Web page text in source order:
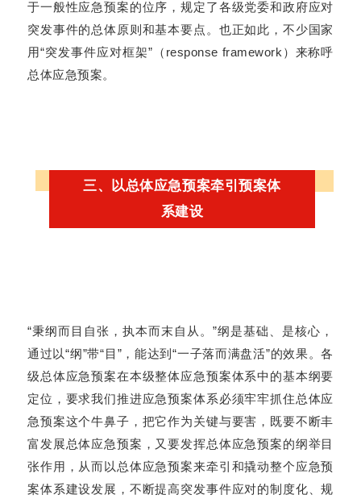
于一般性应急预案的位序，规定了各级党委和政府应对
突发事件的总体原则和基本要点。也正如此，不少国家
用“突发事件应对框架”（response framework）来称呼
总体应急预案。
三、以总体应急预案牵引预案体
系建设
“秉纲而目自张，执本而末自从。”纲是基础、是核心，
通过以“纲”带“目”，能达到“一子落而满盘活”的效果。各
级总体应急预案在本级整体应急预案体系中的基本纲要
定位，要求我们推进应急预案体系必须牢牢抓住总体应
急预案这个牛鼻子，把它作为关键与要害，既要不断丰
富发展总体应急预案，又要发挥总体应急预案的纲举目
张作用，从而以总体应急预案来牵引和撬动整个应急预
案体系建设发展，不断提高突发事件应对的制度化、规